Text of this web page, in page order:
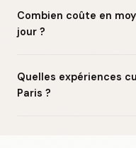
Combien coûte en
jour ?
Quelles expériences
Paris ?